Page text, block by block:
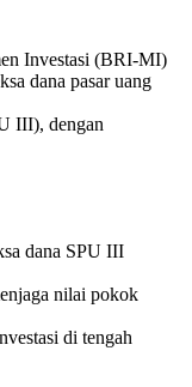
Investasi (BRI-MI)
dana pasar uang
III), dengan
dana SPU III
nilai pokok
di tengah